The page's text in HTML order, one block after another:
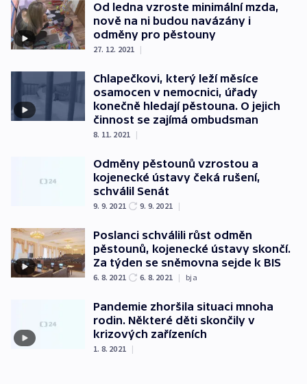
Od ledna vzroste minimální mzda,
nově na ni budou navázány i
odměny pro pěstouny
27. 12. 2021 |
Chlapečkovi, který leží měsíce
osamocen v nemocnici, úřady
konečně hledají pěstouna. O jejich
činnost se zajímá ombudsman
8. 11. 2021 |
Odměny pěstounů vzrostou a
kojenecké ústavy čeká rušení,
schválil Senát
9. 9. 2021 9. 9. 2021 |
Poslanci schválili růst odměn
pěstounů, kojenecké ústavy skončí.
Za týden se sněmovna sejde k BIS
6. 8. 2021 6. 8. 2021 | bja
Pandemie zhoršila situaci mnoha
rodin. Některé děti skončily v
krizových zařízeních
1. 8. 2021 |